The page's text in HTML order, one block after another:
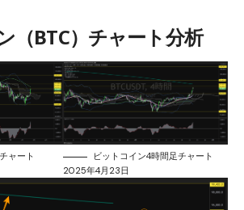
（BTC）チャート分析
ャート
ビットコイン4時間足チャート
2025年4月23日